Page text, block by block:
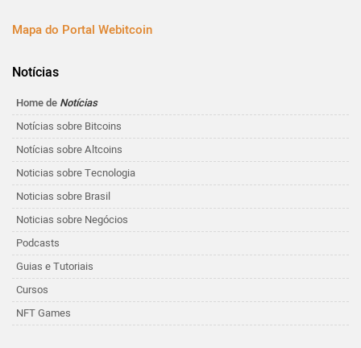
Mapa do Portal Webitcoin
Notícias
Home de Notícias
Notícias sobre Bitcoins
Notícias sobre Altcoins
Noticias sobre Tecnologia
Noticias sobre Brasil
Noticias sobre Negócios
Podcasts
Guias e Tutoriais
Cursos
NFT Games